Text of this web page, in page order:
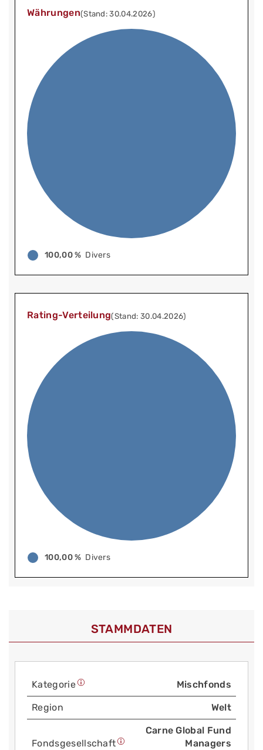
Währungen(Stand: 30.04.2026)
100,00 % Divers
Rating-Verteilung(Stand: 30.04.2026)
100,00 % Divers
STAMMDATEN
Kategorie Mischfonds
Region Welt
Fonds­gesellschaft
Carne Global Fund
Managers